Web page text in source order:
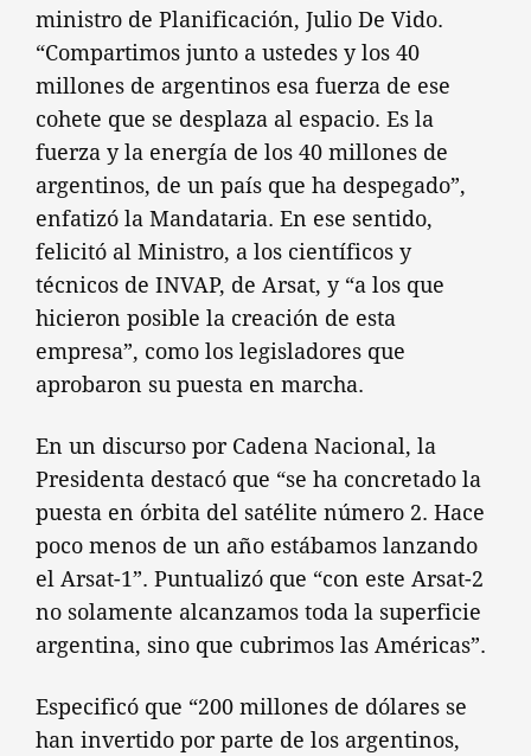
ministro de Planificación, Julio De Vido.
“Compartimos junto a ustedes y los 40
millones de argentinos esa fuerza de ese
cohete que se desplaza al espacio. Es la
fuerza y la energía de los 40 millones de
argentinos, de un país que ha despegado”,
enfatizó la Mandataria. En ese sentido,
felicitó al Ministro, a los científicos y
técnicos de INVAP, de Arsat, y “a los que
hicieron posible la creación de esta
empresa”, como los legisladores que
aprobaron su puesta en marcha.
En un discurso por Cadena Nacional, la
Presidenta destacó que “se ha concretado la
puesta en órbita del satélite número 2. Hace
poco menos de un año estábamos lanzando
el Arsat-1”. Puntualizó que “con este Arsat-2
no solamente alcanzamos toda la superficie
argentina, sino que cubrimos las Américas”.
Especificó que “200 millones de dólares se
han invertido por parte de los argentinos,